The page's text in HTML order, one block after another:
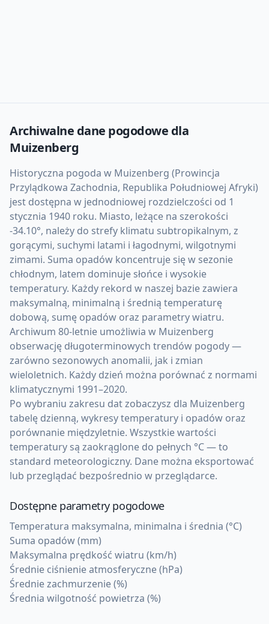
Archiwalne dane pogodowe dla
Muizenberg
Historyczna pogoda w Muizenberg (Prowincja
Przylądkowa Zachodnia, Republika Południowej Afryki)
jest dostępna w jednodniowej rozdzielczości od 1
stycznia 1940 roku. Miasto, leżące na szerokości
-34.10°, należy do strefy klimatu subtropikalnym, z
gorącymi, suchymi latami i łagodnymi, wilgotnymi
zimami. Suma opadów koncentruje się w sezonie
chłodnym, latem dominuje słońce i wysokie
temperatury. Każdy rekord w naszej bazie zawiera
maksymalną, minimalną i średnią temperaturę
dobową, sumę opadów oraz parametry wiatru.
Archiwum 80-letnie umożliwia w Muizenberg
obserwację długoterminowych trendów pogody —
zarówno sezonowych anomalii, jak i zmian
wieloletnich. Każdy dzień można porównać z normami
klimatycznymi 1991–2020.
Po wybraniu zakresu dat zobaczysz dla Muizenberg
tabelę dzienną, wykresy temperatury i opadów oraz
porównanie międzyletnie. Wszystkie wartości
temperatury są zaokrąglone do pełnych °C — to
standard meteorologiczny. Dane można eksportować
lub przeglądać bezpośrednio w przeglądarce.
Dostępne parametry pogodowe
Temperatura maksymalna, minimalna i średnia (°C)
Suma opadów (mm)
Maksymalna prędkość wiatru (km/h)
Średnie ciśnienie atmosferyczne (hPa)
Średnie zachmurzenie (%)
Średnia wilgotność powietrza (%)